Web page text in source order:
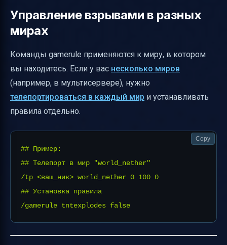
Управление взрывами в разных
мирах
Команды gamerule применяются к миру, в котором
вы находитесь. Если у вас несколько миров
(например, в мультисервере), нужно
телепортироваться в каждый мир и устанавливать
правила отдельно.
## Пример:
## Телепорт в мир "world_nether"
/tp <ваш_ник> world_nether 0 100 0
## Установка правила
Copy